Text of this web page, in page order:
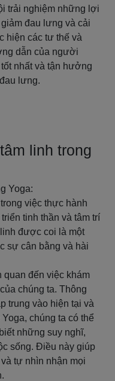
trải nghiệm những lợi
đau lưng và cải
hiện các tư thế và
dẫn của người
nhất và tận hưởng
lưng.
linh trong
Yoga:
việc thực hành
tinh thần và tâm trí
được coi là một
sự cân bằng và hài
quan đến việc khám
chúng ta. Thông
trung vào hiện tại và
chúng ta có thể
những suy nghĩ,
sống. Điều này giúp
tự nhìn nhận mọi